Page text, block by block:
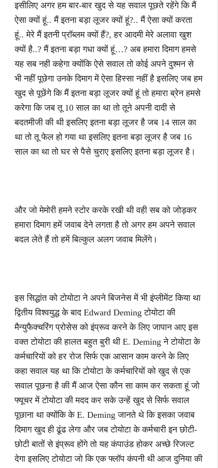
इसीलिए अगर हम बार-बार खुद से यह सवाल पूछते रहेंगे कि मैं
ऐसा क्यों हूं.. मैं इतना बड़ा लूजर क्यों हूं?.. मैं ऐसा क्यों करता
हूं.. मेरे मैं इतनी प्रॉब्लम क्यों हैं?, हर आदमी मेरे अलावा खुश
क्यों है..? मैं इतना बड़ा गधा क्यों हूं…? अब हमारा दिमाग हमसे
यह सब नही कहेगा क्योंकि ऐसे सवाल तो कोई अपने दुश्मन से
भी नहीं पूछेगा उनके दिमाग में ऐसा हिस्सा नहीं है इसलिए जब हम
खुद से पूछेंगे कि मैं इतना बड़ा लूजर क्यों हूं तो हमारा ब्रेन हमसे
करेगा कि जब तू 10 साल का था तो तूने अपनी दादी से
बदतमीजी की थी इसलिए इतना बड़ा लूजर है जब 14 साल का
था तो तू फेल हो गया था इसलिए इतना बड़ा लूजर है जब 16
साल का था तो घर से पैसे चुराए इसलिए इतना बड़ा लूजर है।
और जो मेमोरी हमने स्टोर करके रखी थी वही सब को जोड़कर
हमारा दिमाग हमें जवाब देने लगता है तो अगर हम अपने सवाल
बदल लेते हैं तो हमें बिल्कुल अलग जवाब मिलेंगे।
इस सिद्धांत को टोयोटा ने अपने बिजनेस में भी इंप्लीमेंट किया था
द्वितीय विश्वयुद्ध के बाद Edward Deming टोयोटा की
मैन्युफैक्चरिंग प्रोसेस को इंप्रूव करने के लिए जापान आए इस
वक्त टोयोटा की हालत बहुत बुरी थी E. Deming ने टोयोटा के
कर्मचारियों को हर रोज सिर्फ एक आसान काम करने के लिए
कहा सवाल यह था कि टोयोटा के कर्मचारियों को खुद से एक
सवाल पूछना है की मैं आज ऐसा कौन सा काम कर सकता हूं जो
फ्यूचर में टोयोटा की मदद कर सके उन्हें खुद से सिर्फ सवाल
पूछाना था क्योंकि के E. Deming जानते थे कि इसका जवाब
दिमाग खुद ही ढूंढ लेगा और जब टोयोटा के कर्मचारी इन छोटी-
छोटी बातों से इंप्रूव होंगे तो यह कंपाउंड होकर अच्छे रिजल्ट
देगा इसलिए टोयोटा जो कि एक फ्लॉप कंपनी थी आज दुनिया की